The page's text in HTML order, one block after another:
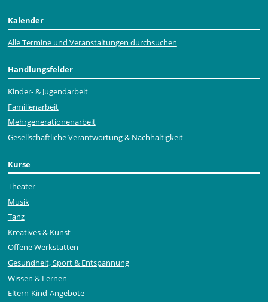
Kalender
Alle Termine und Veranstaltungen durchsuchen
Handlungsfelder
Kinder- & Jugendarbeit
Familienarbeit
Mehr­generationen­arbeit
Gesellschaftliche Verantwortung & Nachhaltigkeit
Kurse
Theater
Musik
Tanz
Kreatives & Kunst
Offene Werkstätten
Gesundheit, Sport & Entspannung
Wissen & Lernen
Eltern-Kind-Angebote